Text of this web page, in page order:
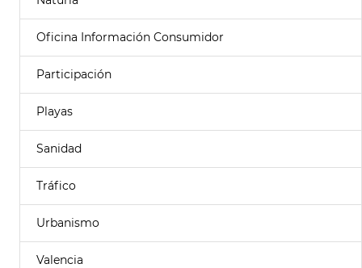
Oficina Información Consumidor
Participación
Playas
Sanidad
Tráfico
Urbanismo
Valencia